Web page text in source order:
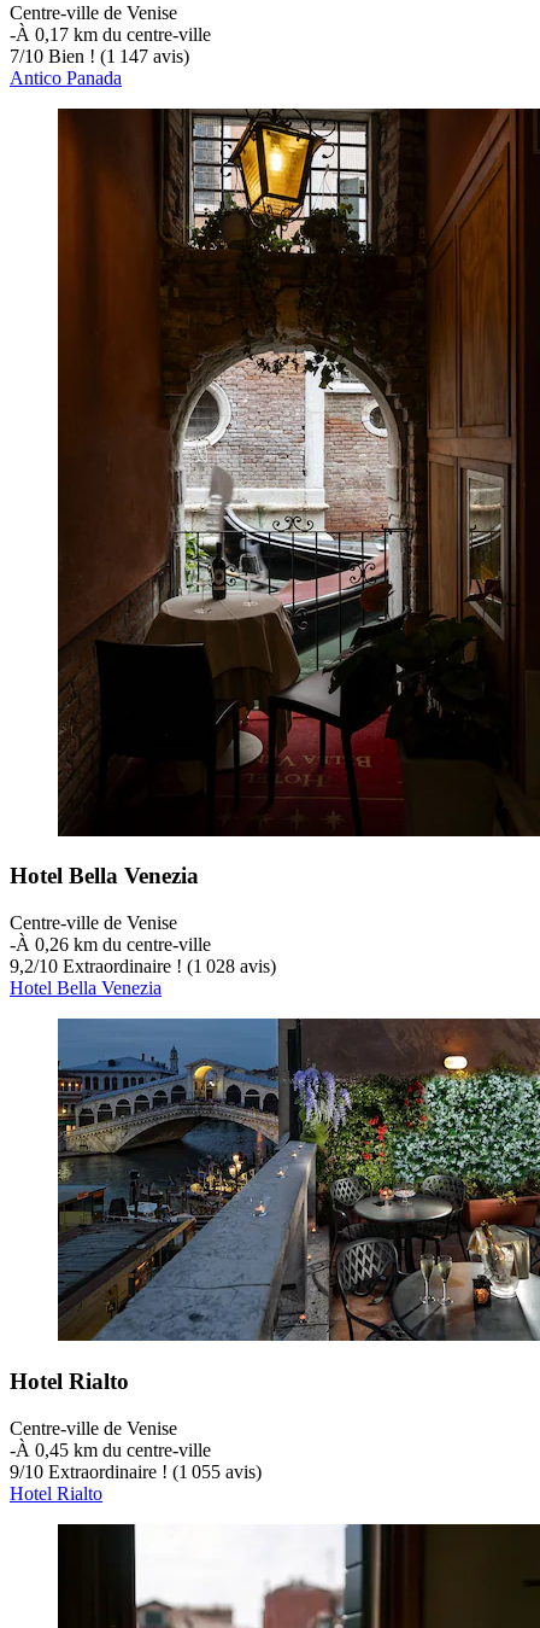
Centre-ville de Venise
‐À 0,17 km du centre-ville
7/10 Bien ! (1 147 avis)
Antico Panada
Hotel Bella Venezia
Centre-ville de Venise
‐À 0,26 km du centre-ville
9,2/10 Extraordinaire ! (1 028 avis)
Hotel Bella Venezia
Hotel Rialto
Centre-ville de Venise
‐À 0,45 km du centre-ville
9/10 Extraordinaire ! (1 055 avis)
Hotel Rialto